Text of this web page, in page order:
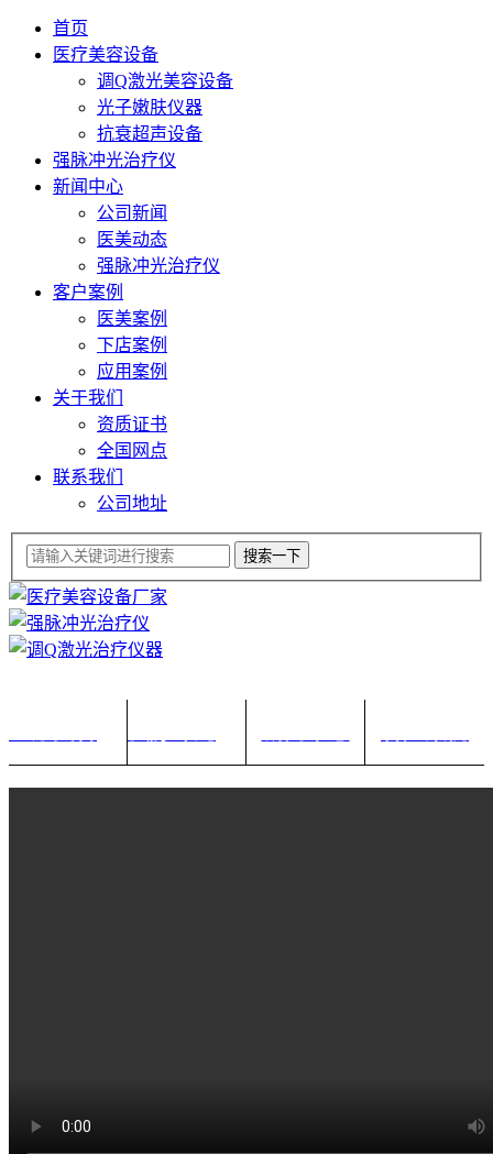
首页
医疗美容设备
调Q激光美容设备
光子嫩肤仪器
抗衰超声设备
强脉冲光治疗仪
新闻中心
公司新闻
医美动态
强脉冲光治疗仪
客户案例
医美案例
下店案例
应用案例
关于我们
资质证书
全国网点
联系我们
公司地址